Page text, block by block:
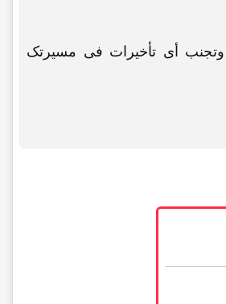
وتجنب أی تأخیرات فی مسیرتک